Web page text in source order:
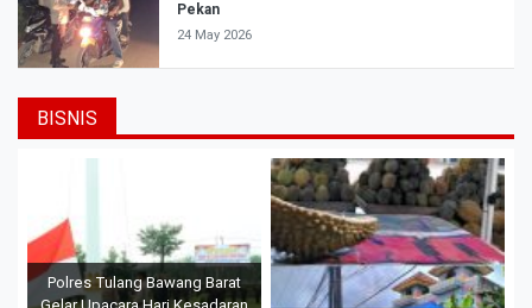
Pekan
24 May 2026
BISNIS
Polres Tulang Bawang Barat